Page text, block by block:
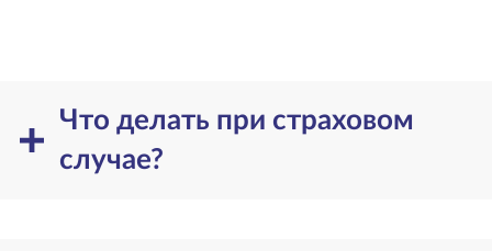
Что делать при страховом
случае?